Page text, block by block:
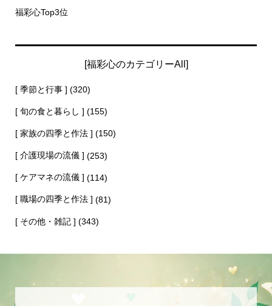
福彩心Top3位
[福彩心のカテゴリーAll]
[ 季節と行事 ] (320)
[ 旬の食と暮らし ] (155)
[ 家族の四季と作法 ] (150)
[ 介護現場の流儀 ] (253)
[ ケアマネの流儀 ] (114)
[ 職場の四季と作法 ] (81)
[ その他・雑記 ] (343)